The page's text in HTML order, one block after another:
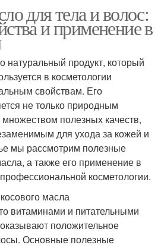
для тела и волос:
и применение в
натуральный продукт, который
в косметологии
свойствам. Его
не только природным
полезных качеств,
для ухода за кожей и
мы рассмотрим полезные
а также его применение в
косметологии.
масла
витаминами и питательными
положительное
Основные полезные